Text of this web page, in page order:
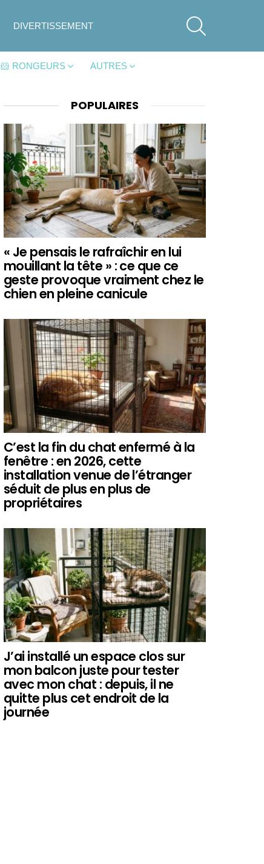
DIVERTISSEMENT
🐹 RONGEURS AUTRES
POPULAIRES
« Je pensais le rafraîchir en lui
mouillant la tête » : ce que ce
geste provoque vraiment chez le
chien en pleine canicule
C’est la fin du chat enfermé à la
fenêtre : en 2026, cette
installation venue de l’étranger
séduit de plus en plus de
propriétaires
J’ai installé un espace clos sur
mon balcon juste pour tester
avec mon chat : depuis, il ne
quitte plus cet endroit de la
journée